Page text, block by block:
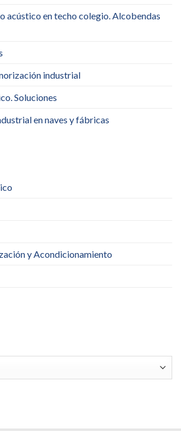
acústico en techo colegio. Alcobendas
industrial
Soluciones
en naves y fábricas
y Acondicionamiento